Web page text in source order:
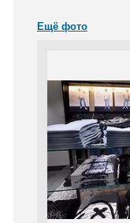
Ещё фото